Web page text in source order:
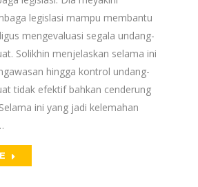
legislasi mampu membantu
mengevaluasi segala undang-
Solikhin menjelaskan selama ini
hingga kontrol undang-
tidak efektif bahkan cenderung
ini yang jadi kelemahan